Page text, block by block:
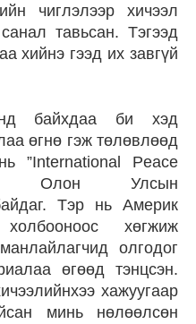
чиглэлээр хичээл
тавьсан. Тэгээд
хийнэ гээд их завгүй
байхдаа би хэд
өгнө гэж төлөвлөөд
”International Peace
Олон Улсын
Тэр нь Америк
хөгжиж
олгодог
өгөөд тэнцсэн.
хажуугаар
минь нөлөөлсөн